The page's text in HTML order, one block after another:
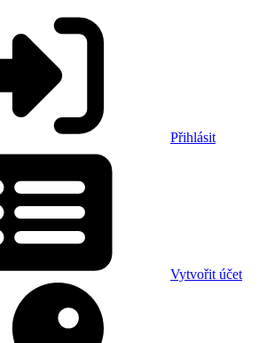
Přihlásit
Vytvořit účet